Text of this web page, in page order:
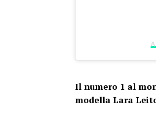
Il numero 1 al
modella Lara